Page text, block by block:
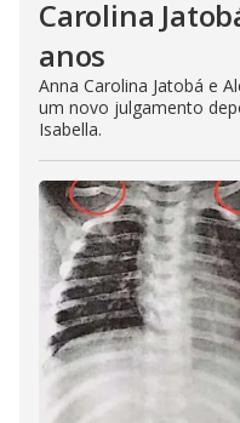
Carolina
anos
Anna Carolina Jatobá e
um novo julgamento
Isabella.